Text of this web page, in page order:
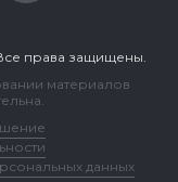
права защищены.
материалов
данных